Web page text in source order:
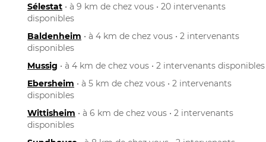
Sélestat • à 9 km de chez vous • 20 intervenants
disponibles
Baldenheim • à 4 km de chez vous • 2 intervenants
disponibles
Mussig • à 4 km de chez vous • 2 intervenants disponibles
Ebersheim • à 5 km de chez vous • 2 intervenants
disponibles
Wittisheim • à 6 km de chez vous • 2 intervenants
disponibles